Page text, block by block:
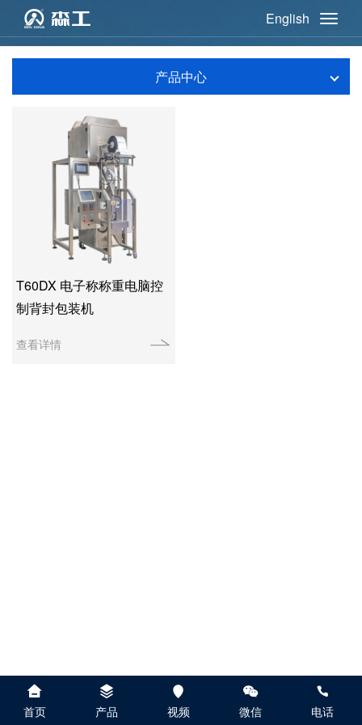
English
产品中心
T60DX 电子称称重电脑控
制背封包装机
查看详情
首页 产品 视频 微信 电话